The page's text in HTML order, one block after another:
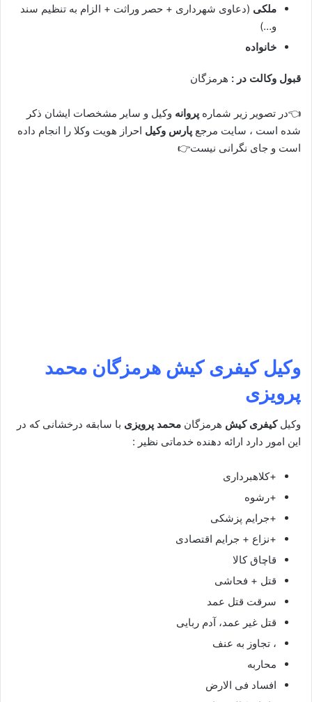
ملکی (دعاوی شهرداری + حصر وراثت + الزام به تنظیم سند
و…)
خانواده
قبول وکالت در : هرمزگان
👈در تصویر زیر شماره پروانه وکیل و سایر مشخصات ایشان ذکر
شده است ، سایت مرجع پارس وکیل احراز هویت وکلا را انجام داده
است و جای نگرانی نیست👉
وکیل کیفری کیش هرمزگان محمد
پرویزی
وکیلکیفری کیش هرمزگان محمد پرویزی با سابقه درخشانی که در
این امور دارد ارائه دهنده خدماتی نظیر :
+کلاهبرداری
+رشوه
+جرایم پزشکی
+نزاع + جرایم اقتصادی
قاچاق کالا
قتل + فحاشی
سرقت قتل عمد
قتل غیر عمد، آدم ربایی
، تجاوز به عنف
محاربه
افساد فی الارض